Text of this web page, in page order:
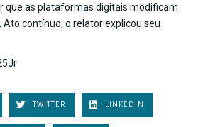
que as plataformas digitais modificam
contínuo, o relator explicou seu
TWITTER LINKEDIN